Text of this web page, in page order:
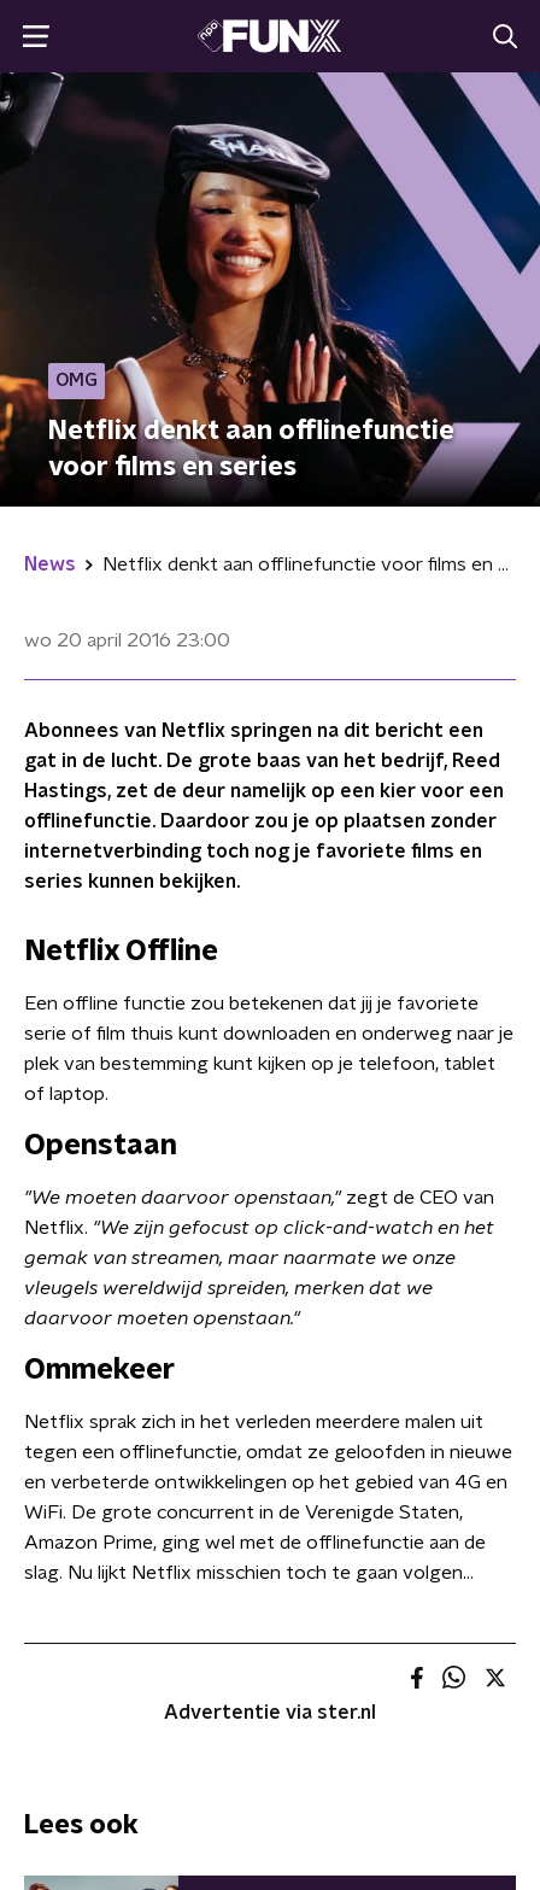
OMG
Netflix denkt aan offlinefunctie
voor films en series
News Netflix denkt aan offlinefunctie voor films en series
wo 20 april 2016 23:00
Abonnees van Netflix springen na dit bericht een
gat in de lucht. De grote baas van het bedrijf, Reed
Hastings, zet de deur namelijk op een kier voor een
offlinefunctie. Daardoor zou je op plaatsen zonder
internetverbinding toch nog je favoriete films en
series kunnen bekijken.
Netflix Offline
Een offline functie zou betekenen dat jij je favoriete
serie of film thuis kunt downloaden en onderweg naar je
plek van bestemming kunt kijken op je telefoon, tablet
of laptop.
Openstaan
"We moeten daarvoor openstaan,"zegt de CEO van
Netflix. "We zijn gefocust op click-and-watch en het
gemak van streamen, maar naarmate we onze
vleugels wereldwijd spreiden, merken dat we
daarvoor moeten openstaan."
Ommekeer
Netflix sprak zich in het verleden meerdere malen uit
tegen een offlinefunctie, omdat ze geloofden in nieuwe
en verbeterde ontwikkelingen op het gebied van 4G en
WiFi. De grote concurrent in de Verenigde Staten,
Amazon Prime, ging wel met de offlinefunctie aan de
slag. Nu lijkt Netflix misschien toch te gaan volgen...
Advertentie via ster.nl
Lees ook